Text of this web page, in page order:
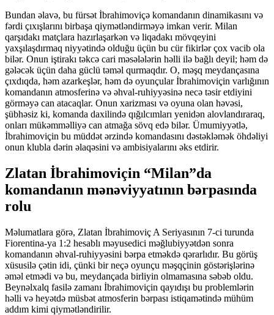
Bundan əlavə, bu fürsət İbrahimoviçə komandanın dinamikasını və
fərdi çıxışlarını birbaşa qiymətləndirməyə imkan verir. Milan
qarşıdakı matçlara hazırlaşarkən və liqadakı mövqeyini
yaxşılaşdırmaq niyyətində olduğu üçün bu cür fikirlər çox vacib ola
bilər. Onun iştirakı təkcə cari məsələlərin həlli ilə bağlı deyil; həm də
gələcək üçün daha güclü təməl qurmaqdır. O, məşq meydançasına
çıxdıqda, həm azarkeşlər, həm də oyunçular İbrahimoviçin varlığının
komandanın atmosferinə və əhval-ruhiyyəsinə necə təsir etdiyini
görməyə can atacaqlar. Onun xarizması və oyuna olan həvəsi,
şübhəsiz ki, komanda daxilində qığılcımları yenidən alovlandıraraq,
onları mükəmməlliyə can atmağa sövq edə bilər. Ümumiyyətlə,
İbrahimoviçin bu müddət ərzində komandasını dəstəkləmək öhdəliyi
onun klubla dərin əlaqəsini və ambisiyalarını əks etdirir.
Zlatan İbrahimoviçin “Milan”da
komandanın mənəviyyatının bərpasında
rolu
Məlumatlara görə, Zlatan İbrahimoviç A Seriyasının 7-ci turunda
Fiorentina-ya 1:2 hesablı məyusedici məğlubiyyətdən sonra
komandanın əhval-ruhiyyəsini bərpa etməkdə qərarlıdır. Bu görüş
xüsusilə çətin idi, çünki bir neçə oyunçu məşqçinin göstərişlərinə
əməl etmədi və bu, meydançada birliyin olmamasına səbəb oldu.
Beynəlxalq fasilə zamanı İbrahimoviçin qayıdışı bu problemlərin
həlli və heyətdə müsbət atmosferin bərpası istiqamətində mühüm
addım kimi qiymətləndirilir.